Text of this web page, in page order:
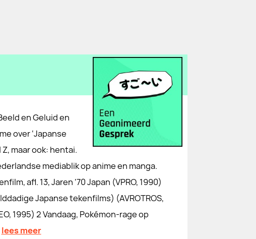
en Geluid en
over ‘Japanse
maar ook: hentai.
mediablik op anime en manga.
afl. 13, Jaren ‘70 Japan (VPRO, 1990)
Japanse tekenfilms) (AVROTROS,
1995) 2 Vandaag, Pokémon-rage op
lees meer